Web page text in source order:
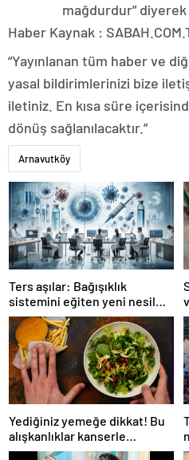
mağdurdur”
Haber Kaynak :
“Yayınlanan tüm haber ve
yasal bildirimlerinizi bize
iletiniz. En kısa süre
dönüş sağlanılacaktır.”
Arnavutköy
Ters aşılar: Bağışıklık
sistemini eğiten yeni nesil
tedavi
Yediğiniz yemeğe dikkat! Bu
alışkanlıklar kanserle
bağlantılı